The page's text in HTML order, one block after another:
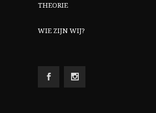
THEORIE
WIE ZIJN WIJ?